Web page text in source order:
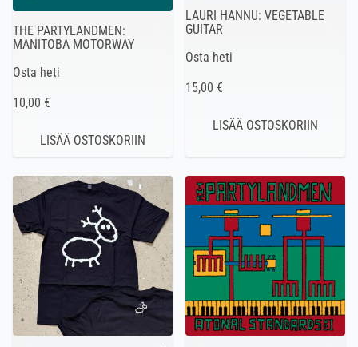
THE PARTYLANDMEN:
MANITOBA MOTORWAY
Osta heti
10,00 €
LAURI HANNU: VEGETABLE
GUITAR
Osta heti
15,00 €